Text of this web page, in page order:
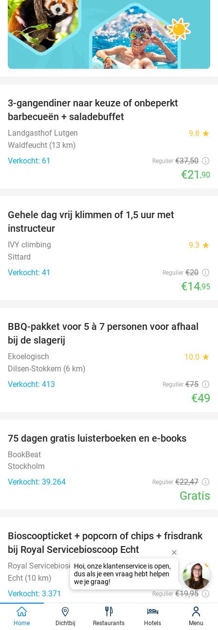
3-gangendiner naar keuze of onbeperkt
barbecueën + saladebuffet
Landgasthof Lutgen 9.8 star
Waldfeucht (13 km)
Verkocht: 61
Regulier €37,50
€21 ,90
Gehele dag vrij klimmen of 1,5 uur met
instructeur
IVY climbing 9.3 star
Sittard
Verkocht: 41
Regulier €20
€14,95
35%
BBQ-pakket voor 5 à 7 personen voor afhaal
bij de slagerij
Ekoelogisch 10.0 star
Dilsen-Stokkem (6 km)
Verkocht: 413
Regulier €75
€49
75 dagen gratis luisterboeken en e-books
BookBeat
Stockholm
Verkocht: 39.264
Regulier €22,47
Gratis
34%
Bioscoopticket + popcorn of chips + frisdrank
bij Royal Servicebioscoop Echt
Royal Servicebioscoop Echt 9.1star
Echt (10 km)
Verkocht: 3.371
Regulier €19,95
€13
favorite_border
Home Dichtbij Restaurants Hotels Menu